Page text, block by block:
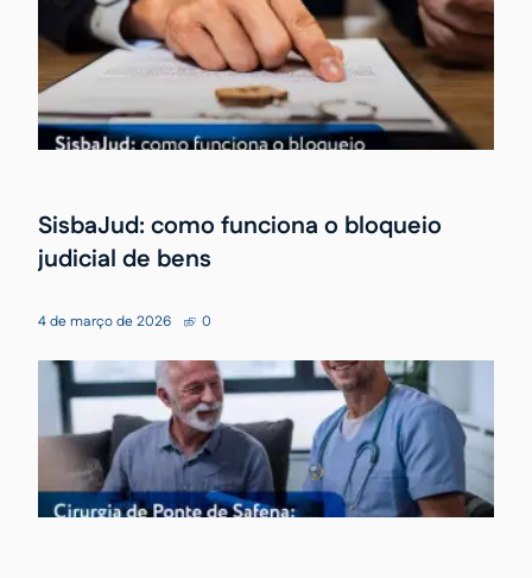
SisbaJud: como funciona o bloqueio
judicial de bens
4 de março de 2026 0